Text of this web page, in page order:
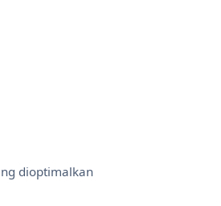
dioptimalkan